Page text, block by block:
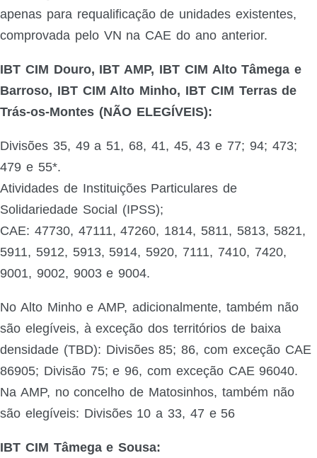
apenas para requalificação de unidades existentes,
comprovada pelo VN na CAE do ano anterior.
IBT CIM Douro, IBT AMP, IBT CIM Alto Tâmega e
Barroso, IBT CIM Alto Minho, IBT CIM Terras de
Trás-os-Montes (NÃO ELEGÍVEIS):
Divisões 35, 49 a 51, 68, 41, 45, 43 e 77; 94; 473;
479 e 55*.
Atividades de Instituições Particulares de
Solidariedade Social (IPSS);
CAE: 47730, 47111, 47260, 1814, 5811, 5813, 5821,
5911, 5912, 5913, 5914, 5920, 7111, 7410, 7420,
9001, 9002, 9003 e 9004.
No Alto Minho e AMP, adicionalmente, também não
são elegíveis, à exceção dos territórios de baixa
densidade (TBD): Divisões 85; 86, com exceção CAE
86905; Divisão 75; e 96, com exceção CAE 96040.
Na AMP, no concelho de Matosinhos, também não
são elegíveis: Divisões 10 a 33, 47 e 56
IBT CIM Tâmega e Sousa: